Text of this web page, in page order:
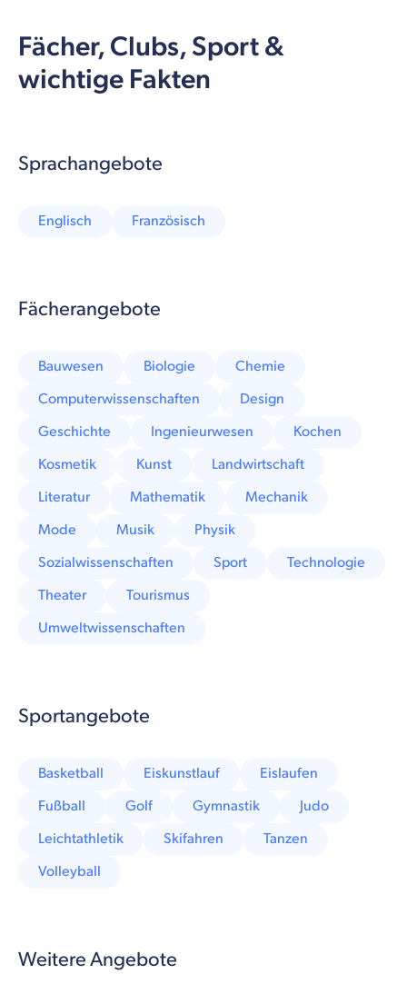
Fächer, Clubs, Sport &
wichtige Fakten
Sprachangebote
Englisch Französisch
Fächerangebote
Bauwesen Biologie
Chemie
Computerwissenschaften
Design
Geschichte
Ingenieurwesen
Kochen
Kosmetik
Kunst
Landwirtschaft
Literatur
Mathematik
Mechanik
Mode
Musik
Physik
Sozialwissenschaften
Sport
Technologie
Theater
Tourismus
Umweltwissenschaften
Sportangebote
Basketball Eiskunstlauf
Eislaufen
Fußball
Golf Gymnastik
Judo
Leichtathletik
Skifahren
Tanzen
Volleyball
Weitere Angebote